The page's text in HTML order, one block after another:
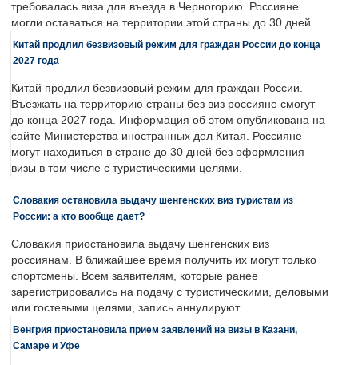
требовалась виза для въезда в Черногорию. Россияне
могли оставаться на территории этой страны до 30 дней.
Китай продлил безвизовый режим для граждан России до конца
2027 года
Китай продлил безвизовый режим для граждан России.
Въезжать на территорию страны без виз россияне смогут
до конца 2027 года. Информация об этом опубликована на
сайте Министерства иностранных дел Китая. Россияне
могут находиться в стране до 30 дней без оформления
визы в том числе с туристическими целями.
Словакия остановила выдачу шенгенских виз туристам из
России: а кто вообще дает?
Словакия приостановила выдачу шенгенских виз
россиянам. В ближайшее время получить их могут только
спортсмены. Всем заявителям, которые ранее
зарегистрировались на подачу с туристическими, деловыми
или гостевыми целями, запись аннулируют.
Венгрия приостановила прием заявлений на визы в Казани,
Самаре и Уфе